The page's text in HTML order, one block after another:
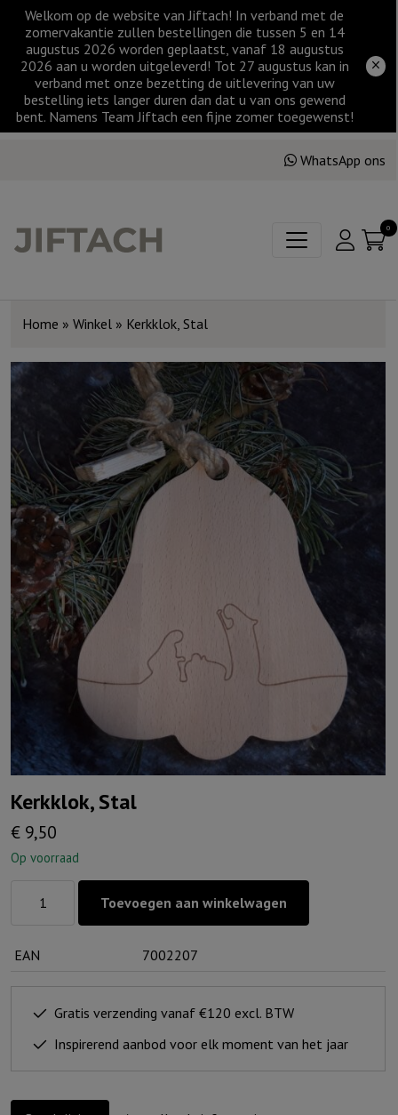
Welkom op de website van Jiftach! In verband met de
zomervakantie zullen bestellingen die tussen 5 en 14
augustus 2026 worden geplaatst, vanaf 18 augustus
2026 aan u worden uitgeleverd! Tot 27 augustus kan in
verband met onze bezetting de uitlevering van uw
bestelling iets langer duren dan dat u van ons gewend
bent. Namens Team Jiftach een fijne zomer toegewenst!
WhatsApp ons
0
Home » Winkel » Kerkklok, Stal
Kerkklok, Stal
€ 9,50
Op voorraad
Toevoegen aan winkelwagen
EAN 7002207
Gratis verzending vanaf €120 excl. BTW
Inspirerend aanbod voor elk moment van het jaar